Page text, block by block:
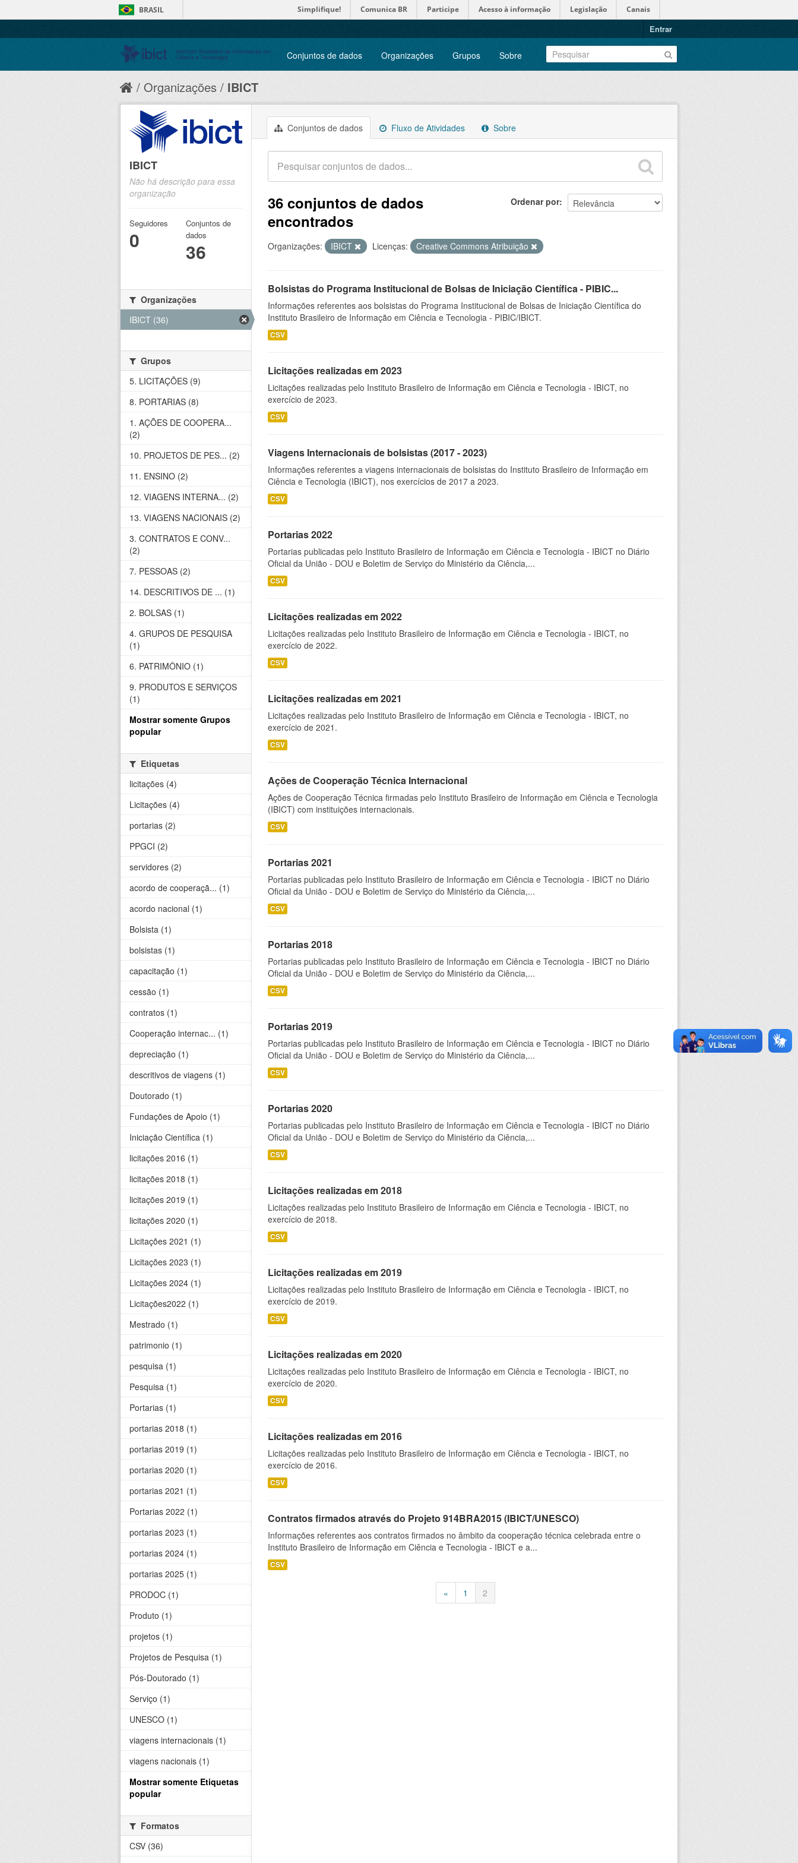
BRASIL Simplifique! Comunica BR Participe Acesso à informação Legislação Canais
Entrar
Conjuntos de dados Organizações Grupos Sobre
Organizações IBICT
Conjuntos de dados Fluxo de Atividades Sobre
Ordenar por
36 conjuntos de dados
encontrados
Organizações: IBICT Licenças: Creative Commons Atribuição
Bolsistas do Programa Institucional de Bolsas de Iniciação Científica - PIBIC...
Informações referentes aos bolsistas do Programa Institucional de Bolsas de Iniciação Científica do
Instituto Brasileiro de Informação em Ciência e Tecnologia - PIBIC/IBICT.
CSV
Licitações realizadas em 2023
Licitações realizadas pelo Instituto Brasileiro de Informação em Ciência e Tecnologia - IBICT, no
exercício de 2023.
CSV
Viagens Internacionais de bolsistas (2017 - 2023)
Informações referentes a viagens internacionais de bolsistas do Instituto Brasileiro de Informação em
Ciência e Tecnologia (IBICT), nos exercícios de 2017 a 2023.
CSV
Portarias 2022
Portarias publicadas pelo Instituto Brasileiro de Informação em Ciência e Tecnologia - IBICT no Diário
Oficial da União - DOU e Boletim de Serviço do Ministério da Ciência,...
CSV
Licitações realizadas em 2022
Licitações realizadas pelo Instituto Brasileiro de Informação em Ciência e Tecnologia - IBICT, no
exercício de 2022.
CSV
Licitações realizadas em 2021
Licitações realizadas pelo Instituto Brasileiro de Informação em Ciência e Tecnologia - IBICT, no
exercício de 2021.
CSV
Ações de Cooperação Técnica Internacional
Ações de Cooperação Técnica firmadas pelo Instituto Brasileiro de Informação em Ciência e Tecnologia
(IBICT) com instituições internacionais.
CSV
Portarias 2021
Portarias publicadas pelo Instituto Brasileiro de Informação em Ciência e Tecnologia - IBICT no Diário
Oficial da União - DOU e Boletim de Serviço do Ministério da Ciência,...
CSV
Portarias 2018
Portarias publicadas pelo Instituto Brasileiro de Informação em Ciência e Tecnologia - IBICT no Diário
Oficial da União - DOU e Boletim de Serviço do Ministério da Ciência,...
CSV
Portarias 2019
Portarias publicadas pelo Instituto Brasileiro de Informação em Ciência e Tecnologia - IBICT no Diário
Oficial da União - DOU e Boletim de Serviço do Ministério da Ciência,...
CSV
Portarias 2020
Portarias publicadas pelo Instituto Brasileiro de Informação em Ciência e Tecnologia - IBICT no Diário
Oficial da União - DOU e Boletim de Serviço do Ministério da Ciência,...
CSV
Licitações realizadas em 2018
Licitações realizadas pelo Instituto Brasileiro de Informação em Ciência e Tecnologia - IBICT, no
exercício de 2018.
CSV
Licitações realizadas em 2019
Licitações realizadas pelo Instituto Brasileiro de Informação em Ciência e Tecnologia - IBICT, no
exercício de 2019.
CSV
Licitações realizadas em 2020
Licitações realizadas pelo Instituto Brasileiro de Informação em Ciência e Tecnologia - IBICT, no
exercício de 2020.
CSV
Licitações realizadas em 2016
Licitações realizadas pelo Instituto Brasileiro de Informação em Ciência e Tecnologia - IBICT, no
exercício de 2016.
CSV
Contratos firmados através do Projeto 914BRA2015 (IBICT/UNESCO)
Informações referentes aos contratos firmados no âmbito da cooperação técnica celebrada entre o
Instituto Brasileiro de Informação em Ciência e Tecnologia - IBICT e a...
CSV
« 1 2
IBICT
Não há descrição para essa
organização
Seguidores
0
Conjuntos de
dados
36
Organizações
IBICT (36)
Grupos
5. LICITAÇÕES (9)
8. PORTARIAS (8)
1. AÇÕES DE COOPERA...
(2)
10. PROJETOS DE PES... (2)
11. ENSINO (2)
12. VIAGENS INTERNA... (2)
13. VIAGENS NACIONAIS (2)
3. CONTRATOS E CONV...
(2)
7. PESSOAS (2)
14. DESCRITIVOS DE ... (1)
2. BOLSAS (1)
4. GRUPOS DE PESQUISA
(1)
6. PATRIMÔNIO (1)
9. PRODUTOS E SERVIÇOS
(1)
Mostrar somente Grupos
popular
Etiquetas
licitações (4)
Licitações (4)
portarias (2)
PPGCI (2)
servidores (2)
acordo de cooperaçã... (1)
acordo nacional (1)
Bolsista (1)
bolsistas (1)
capacitação (1)
cessão (1)
contratos (1)
Cooperação internac... (1)
depreciação (1)
descritivos de viagens (1)
Doutorado (1)
Fundações de Apoio (1)
Iniciação Científica (1)
licitações 2016 (1)
licitações 2018 (1)
licitações 2019 (1)
licitações 2020 (1)
Licitações 2021 (1)
Licitações 2023 (1)
Licitações 2024 (1)
Licitações2022 (1)
Mestrado (1)
patrimonio (1)
pesquisa (1)
Pesquisa (1)
Portarias (1)
portarias 2018 (1)
portarias 2019 (1)
portarias 2020 (1)
portarias 2021 (1)
Portarias 2022 (1)
portarias 2023 (1)
portarias 2024 (1)
portarias 2025 (1)
PRODOC (1)
Produto (1)
projetos (1)
Projetos de Pesquisa (1)
Pós-Doutorado (1)
Serviço (1)
UNESCO (1)
viagens internacionais (1)
viagens nacionais (1)
Mostrar somente Etiquetas
popular
Formatos
CSV (36)